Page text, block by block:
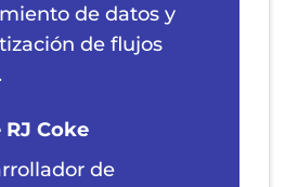
de datos y
de flujos
Coke
de